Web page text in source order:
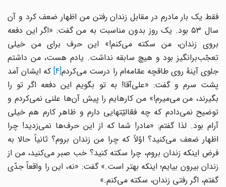
فقط یک بار مادرم در مقابل زندان رفتن من اظهار ضعف کرد و آن
سال ۵۳ بود. یک روز بدون مناسبت به من گفت: «اگر این دفعه
بروی زندان، من سکته می‌کنم!» این حرف برای من خیلی
تعجّب‌برانگیز بود و هیچ سابقه نداشت. یادم هست، من داشتم
جلوی آینۀ روی طاقچه عمّامه‌ام را درست می‌کردم[4] که ایشان آمد
پشت سرم و گفت: «علی‌آقا! به تو بگویم این دفعه اگر تو را
بگیرند، من می‌میرم!» من کارهایم را پیش آن‌ها علنی نمی‌کردم و
توضیح نمی‌دادم که چه فعّالیّتهایی دارم و ظاهر کارم هم خیلی
آرام بود. لذا گفتم: «مادر! شما که از این حرف‌ها نمی‌زدید! چرا
اظهار ضعف می‌کنید؟ اوّلاً که چرا من زندان بروم؟ ثانیاً حالا به
فرض اینکه زندان بروم، چرا سکته کنید؟ خب صبر می‌کنید، من از
زندان بیرون بیایم؛ اینکه بهتر است.» گفت: «نه، این را واقعاً جدّی
گفتم، اگر رفتی زندان، سکته می‌کنم.»